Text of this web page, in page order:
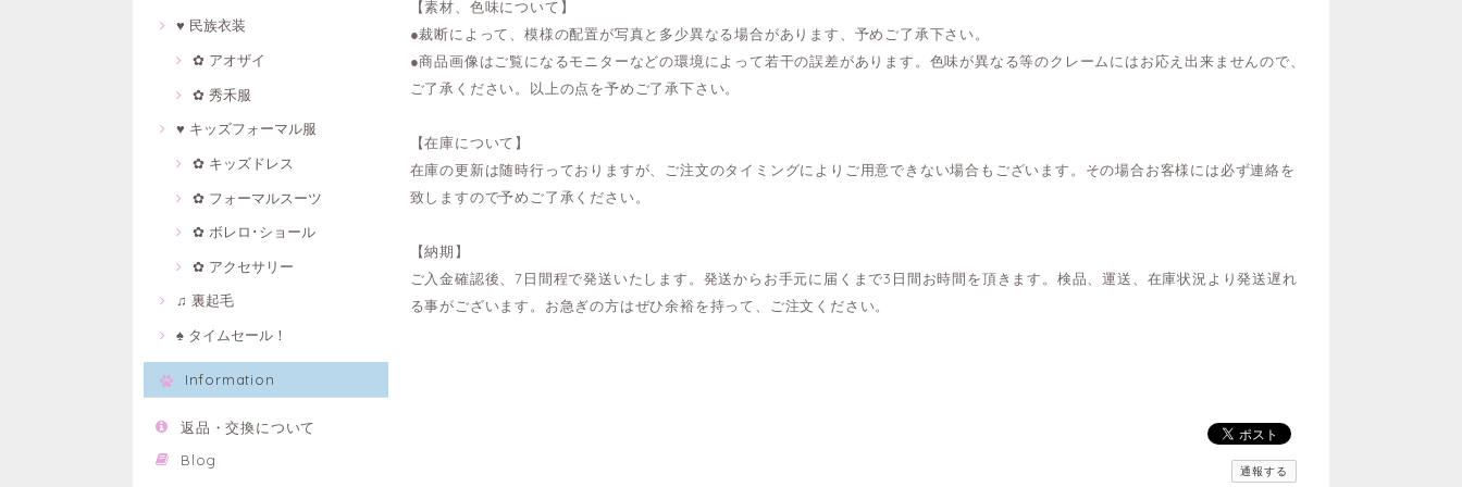
♥ 民族衣装
✿ アオザイ
✿ 秀禾服
♥ キッズフォーマル服
✿ キッズドレス
✿ フォーマルスーツ
✿ ボレロ･ショール
✿ アクセサリー
♫ 裏起毛
♠ タイムセール！
Information
返品・交換について
Blog
【素材、色味について】
●裁断によって、模様の配置が写真と多少異なる場合があります、予めご了承下さい。
●商品画像はご覧になるモニターなどの環境によって若干の誤差があります。色味が異なる等のクレームにはお応え出来ませんので、
ご了承ください。以上の点を予めご了承下さい。
【在庫について】
在庫の更新は随時行っておりますが、ご注文のタイミングによりご用意できない場合もございます。その場合お客様には必ず連絡を
致しますので予めご了承ください。
【納期】
ご入金確認後、7日間程で発送いたします。発送からお手元に届くまで3日間お時間を頂きます。検品、運送、在庫状況より発送遅れ
る事がございます。お急ぎの方はぜひ余裕を持って、ご注文ください。
通報する